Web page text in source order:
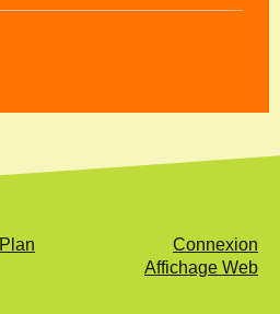
Plan
Connexion
Affichage Web